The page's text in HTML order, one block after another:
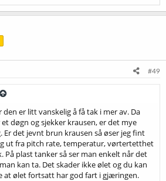
#49
er litt vanskelig å få tak i mer av. Da
døgn og sjekker krausen, er det mye
Er det jevnt brun krausen så øser jeg fint
ut fra pitch rate, temperatur, vørtertetthet
plast tanker så ser man enkelt når det
kan ta. Det skader ikke ølet og du kan
at ølet fortsatt har god fart i gjæringen.